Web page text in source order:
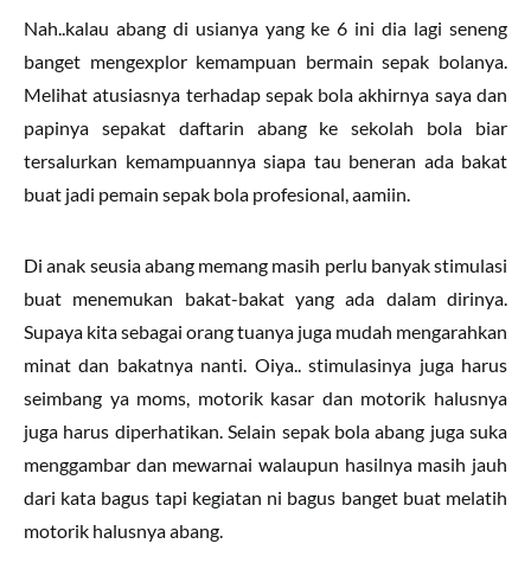
Nah..kalau abang di usianya yang ke 6 ini dia lagi seneng
banget mengexplor kemampuan bermain sepak bolanya.
Melihat atusiasnya terhadap sepak bola akhirnya saya dan
papinya sepakat daftarin abang ke sekolah bola biar
tersalurkan kemampuannya siapa tau beneran ada bakat
buat jadi pemain sepak bola profesional, aamiin.
Di anak seusia abang memang masih perlu banyak stimulasi
buat menemukan bakat-bakat yang ada dalam dirinya.
Supaya kita sebagai orang tuanya juga mudah mengarahkan
minat dan bakatnya nanti. Oiya.. stimulasinya juga harus
seimbang ya moms, motorik kasar dan motorik halusnya
juga harus diperhatikan. Selain sepak bola abang juga suka
menggambar dan mewarnai walaupun hasilnya masih jauh
dari kata bagus tapi kegiatan ni bagus banget buat melatih
motorik halusnya abang.